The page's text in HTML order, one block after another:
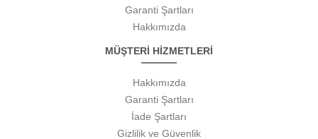
Garanti Şartları
Hakkımızda
MÜŞTERİ HİZMETLERİ
Hakkımızda
Garanti Şartları
İade Şartları
Gizlilik ve Güvenlik